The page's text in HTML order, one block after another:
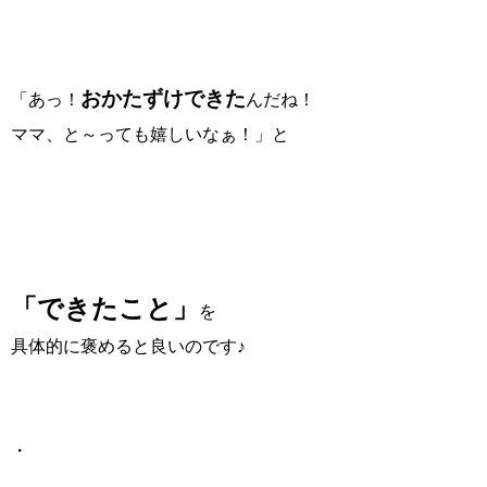
「あっ！ おかたずけできたんだね！
ママ、と～っても嬉しいなぁ！」と
「できたこと」
を
具体的に褒めると良いのです♪
・